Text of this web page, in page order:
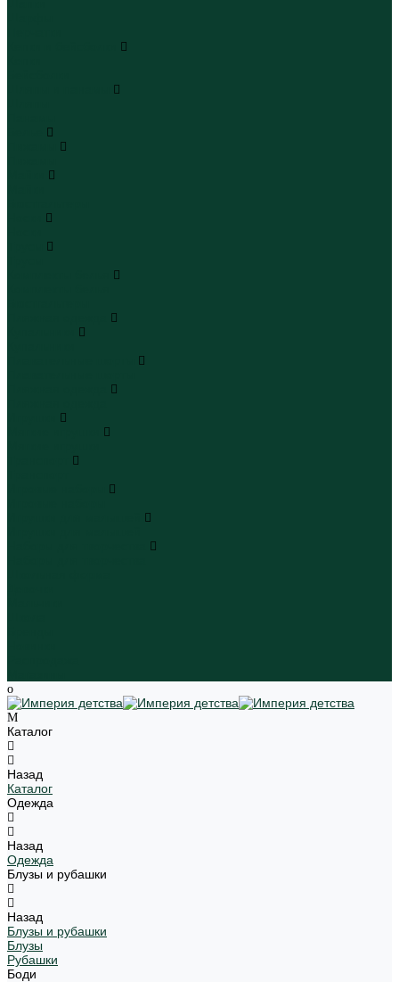
Каталог
Назад
Каталог
Одежда
Назад
Одежда
Блузы и рубашки
Назад
Блузы и рубашки
Блузы
Рубашки
Боди